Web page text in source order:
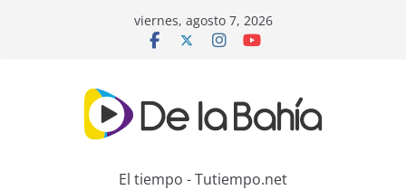
viernes, agosto 7, 2026
El tiempo - Tutiempo.net